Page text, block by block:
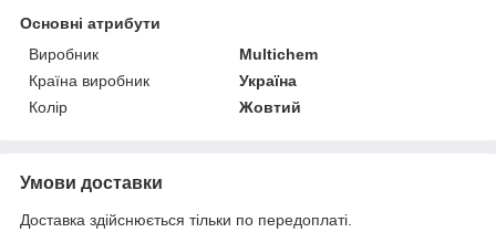
Основні атрибути
Виробник
Multichem
Країна виробник
Україна
Колір
Жовтий
Умови доставки
Доставка здійснюється тільки по передоплаті.